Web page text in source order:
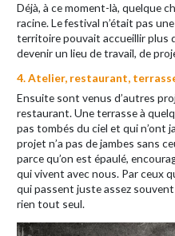
Déjà, à ce moment-là, quelque
racine. Le festival n’était pas
territoire pouvait accueillir plus
devenir un lieu de travail, de
4. Atelier, restaurant,
Ensuite sont venus d’autres
restaurant. Une terrasse à
pas tombés du ciel et qui n’ont
projet n’a pas de jambes sans
parce qu’on est épaulé,
qui vivent avec nous. Par ceux
qui passent juste assez
rien tout seul.